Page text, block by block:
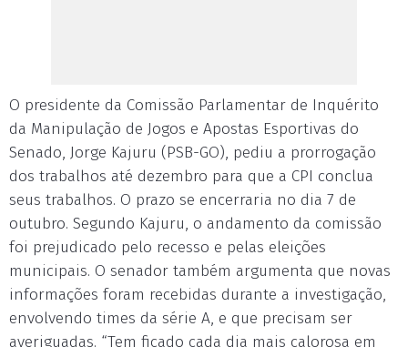
O presidente da Comissão Parlamentar de Inquérito
da Manipulação de Jogos e Apostas Esportivas do
Senado, Jorge Kajuru (PSB-GO), pediu a prorrogação
dos trabalhos até dezembro para que a CPI conclua
seus trabalhos. O prazo se encerraria no dia 7 de
outubro. Segundo Kajuru, o andamento da comissão
foi prejudicado pelo recesso e pelas eleições
municipais. O senador também argumenta que novas
informações foram recebidas durante a investigação,
envolvendo times da série A, e que precisam ser
averiguadas. “Tem ficado cada dia mais calorosa em